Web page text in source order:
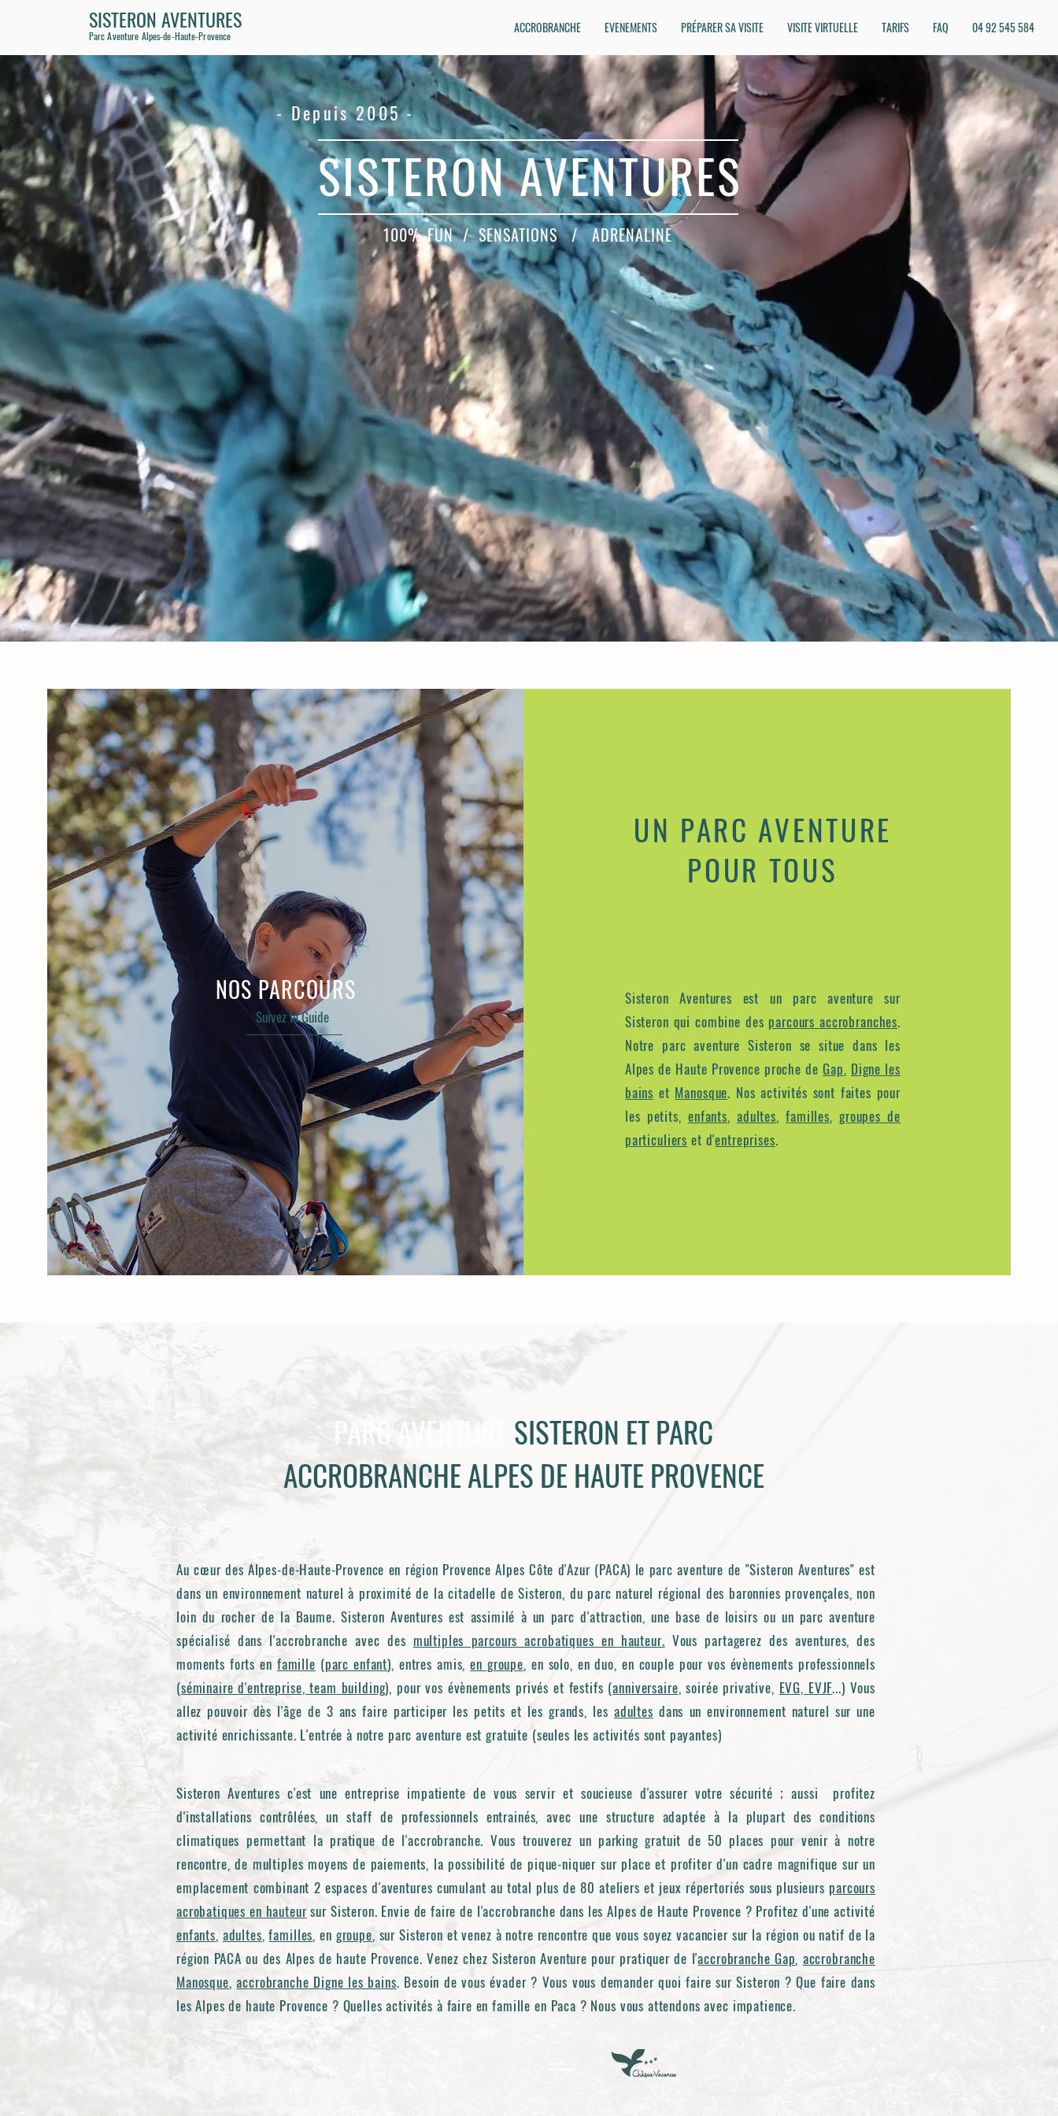
SISTERON AVENTURES
Parc Aventure Alpes-de-Haute-Provence
ACCROBRANCHE EVENEMENTS PRÉPARER SA VISITE VISITE VIRTUELLE TARIFS FAQ 04 92 545 584
100% FUN / SENSATIONS / ADRENALINE
- Depuis 2005 -
SISTERON AVENTURES
NOS PARCOURS
Suivez le Guide
UN PARC AVENTURE
POUR TOUS
Sisteron Aventures est un parc aventure sur
Sisteron qui combine des parcours accrobranches.
Notre parc aventure Sisteron se situe dans les
Alpes de Haute Provence proche deGap, Digne les
bains et Manosque. Nos activités sont faites pour
les petits, enfants,adultes,familles,groupes de
particuliers et d'entreprises.
PARC AVENTURE
SISTERON ET PARC
ACCROBRANCHE ALPES DE HAUTE PROVENCE
Au cœur des Alpes-de-Haute-Provence en région Provence Alpes Côte d'Azur (PACA) le parc aventure de "Sisteron Aventures" est
dans un environnement naturel à proximité de la citadelle de Sisteron, du parc naturel régional des baronnies provençales, non
loin du rocher de la Baume. Sisteron Aventures est assimilé à un parc d'attraction, une base de loisirs ou un parc aventure
spécialisé dans l'accrobranche avec des multiples parcours acrobatiques en hauteur. Vous partagerez des aventures, des
moments forts en famille (parc enfant), entres amis,en groupe, en solo, en duo, en couple pour vos évènements professionnels
(séminaire d'entreprise, team building), pour vos évènements privés et festifs (anniversaire, soirée privative, EVG, EVJF...) Vous
allez pouvoir dès l'âge de 3 ans faire participer les petits et les grands, les adultes dans un environnement naturel sur une
activité enrichissante. L'entrée à notre parc aventure est gratuite (seules les activités sont payantes)
Sisteron Aventures c'est une entreprise impatiente de vous servir et soucieuse d'assurer votre sécurité ; aussi profitez
d'installations contrôlées, un staff de professionnels entrainés, avec une structure adaptée à la plupart des conditions
climatiques permettant la pratique de l'accrobranche. Vous trouverez un parking gratuit de 50 places pour venir à notre
rencontre, de multiples moyens de paiements, la possibilité de pique-niquer sur place et profiter d'un cadre magnifique sur un
emplacement combinant 2 espaces d'aventures cumulant au total plus de 80 ateliers et jeux répertoriés sous plusieurs parcours
acrobatiques en hauteursur Sisteron. Envie de faire de l'accrobranche dans les Alpes de Haute Provence ? Profitez d'une activité
enfants, adultes,familles, en groupe, sur Sisteron et venez à notre rencontre que vous soyez vacancier sur la région ou natif de la
région PACA ou des Alpes de haute Provence. Venez chez Sisteron Aventure pour pratiquer de l'accrobranche Gap, accrobranche
Manosque,accrobranche Digne les bains. Besoin de vous évader ? Vous vous demander quoi faire sur Sisteron ? Que faire dans
les Alpes de haute Provence ? Quelles activités à faire en famille en Paca ? Nous vous attendons avec impatience.